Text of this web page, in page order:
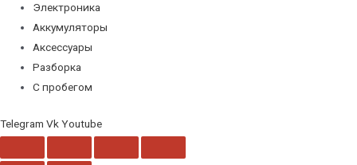
Электроника
Аккумуляторы
Аксессуары
Разборка
С пробегом
Telegram Vk Youtube